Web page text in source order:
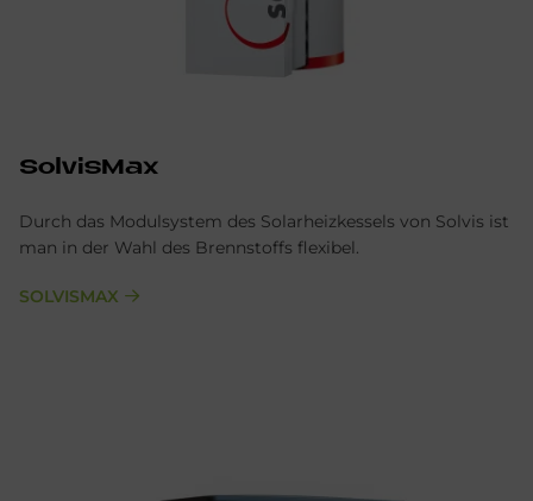
SolvisMax
Durch das Modulsystem des Solarheizkessels von Solvis ist
man in der Wahl des Brennstoffs flexibel.
SOLVISMAX